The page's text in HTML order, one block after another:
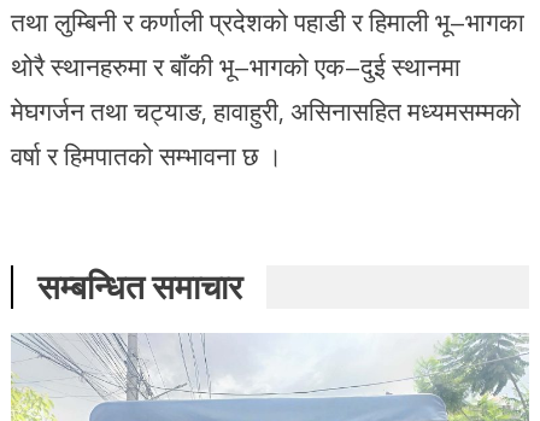
तथा लुम्बिनी र कर्णाली प्रदेशको पहाडी र हिमाली भू–भागका
थोरै स्थानहरुमा र बाँकी भू–भागको एक–दुई स्थानमा
मेघगर्जन तथा चट्याङ, हावाहुरी, असिनासहित मध्यमसम्मको
वर्षा र हिमपातको सम्भावना छ ।
सम्बन्धित समाचार